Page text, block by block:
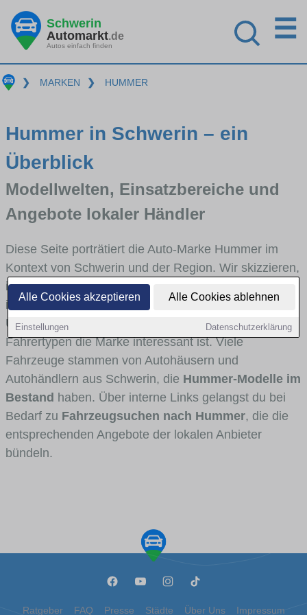
Alle Cookies akzeptieren Alle Cookies ablehnen
Einstellungen Datenschutzerklärung
Schwerin
Automarkt.de
Autos einfach finden
☰
❯ MARKEN ❯ HUMMER
Hummer in Schwerin – ein
Überblick
Modellwelten, Einsatzbereiche und
Angebote lokaler Händler
Diese Seite porträtiert die Auto-Marke Hummer im
Kontext von Schwerin und der Region. Wir skizzieren,
in welchen Fahrzeugklassen Hummer stark vertreten
ist, welche Modellreihen häufig im Stadt- und
Umlandverkehr zu sehen sind und für welche
Fahrertypen die Marke interessant ist. Viele
Fahrzeuge stammen von Autohäusern und
Autohändlern aus Schwerin, die Hummer-Modelle im
Bestand haben. Über interne Links gelangst du bei
Bedarf zu Fahrzeugsuchen nach Hummer, die die
entsprechenden Angebote der lokalen Anbieter
bündeln.
Ratgeber FAQ Presse Städte Über Uns Impressum